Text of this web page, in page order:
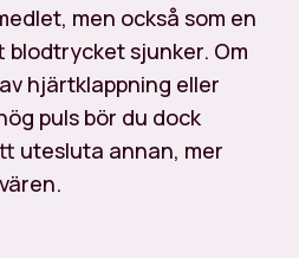
men också som en
sjunker. Om
hjärtklappning eller
puls bör du dock
utesluta annan, mer